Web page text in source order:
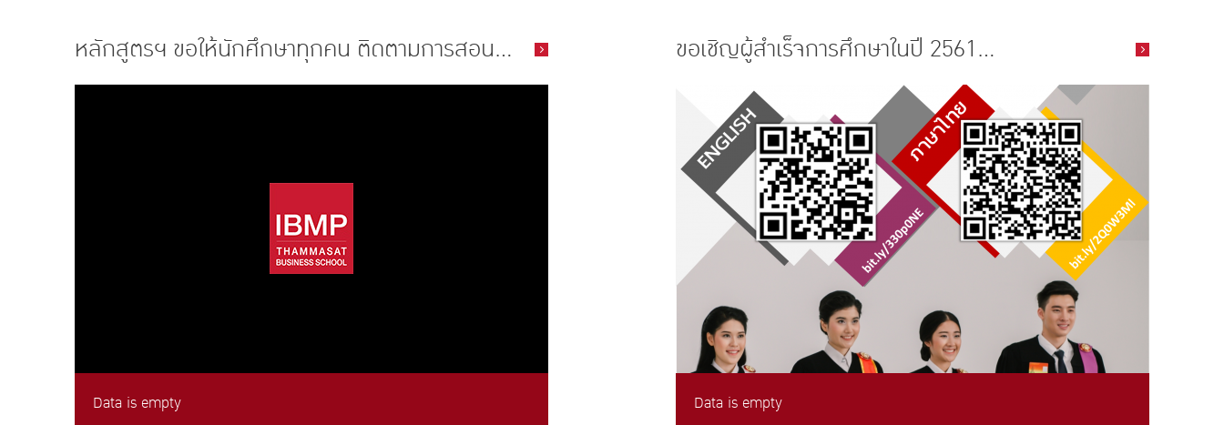
หลักสูตรฯ ขอให้นักศึกษาทุกคน ติดตามการสอน...
Data is empty
ขอเชิญผู้สำเร็จการศึกษาในปี 2561...
Data is empty